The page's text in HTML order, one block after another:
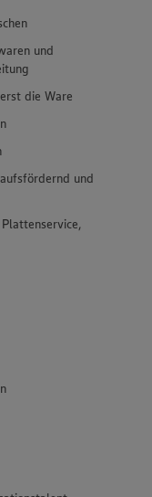
und
die Ware
und